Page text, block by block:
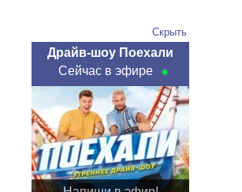
Скрыть
Драйв-шоу Поехали
Сейчас в эфире